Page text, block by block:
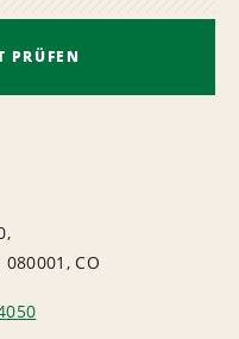
PRÜFEN
CO